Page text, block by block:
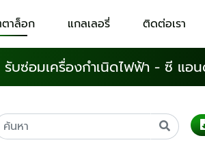
าล็อก แกลเลอรี่ ติดต่อเรา
รับซ่อมเครื่องกำเนิดไฟฟ้า - ซี แอน